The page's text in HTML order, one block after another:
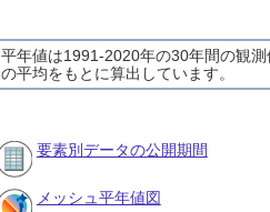
平年値は1991-2020年の30年間の観測
の平均をもとに算出しています。
要素別データの公開期間
メッシュ平年値図